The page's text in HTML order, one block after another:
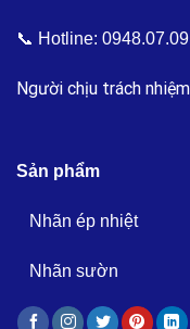
📞 Hotline:
Người chịu trách
Sản phẩm
Nhãn ép nhiệt
Nhãn sườn